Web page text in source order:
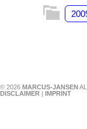
© 2026 MARCUS-JANSEN
DISCLAIMER | IMPRINT